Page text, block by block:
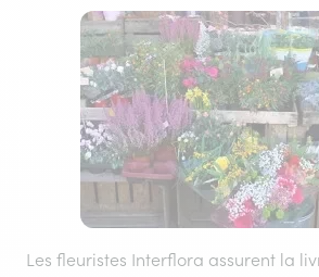
Les fleuristes Interflora assurent la